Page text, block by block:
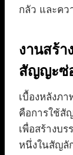
กลัว และคว
งานสร้า
สัญญะซ่
เบื้องหลังภ
คือการใช้สั
เพื่อสร้างบ
หนึ่งในสัญลั